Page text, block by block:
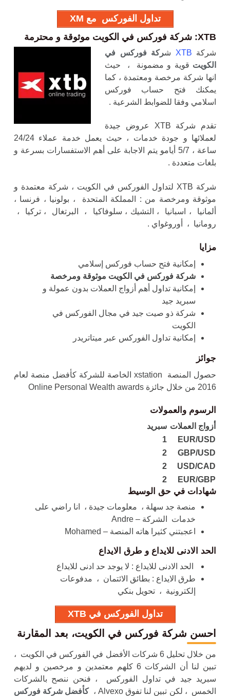
تداول الفوركس مع XM
XTB: شركة فوركس في الكويت موثوقة و محترمة
شركة XTB شركة فوركس في
الكويت قوية و مضمونة ، حيث
انها شركة مرخصة ومعتمدة ، كما
يمكنك فتح حساب فوركس
اسلامي وفقا للضوابط الشرعية .
تقدم شركة XTB عروض جيدة
لعملائها و جودة خدمات ، حيث يعمل خدمة عملاء 24/24
ساعة ، 5/7 أيام
و يتم الاجابة على أهم الاستفسارات بسرعة و
بلغات متعددة .
شركة XTB لتداول الفوركس في الكويت ، شركة معتمدة و
موثوقة ومرخصة من : المملكة المتحدة ، بولونيا ، فرنسا ،
ألمانيا ، اسبانيا ، التشيك ، سلوفاكيا ، البرتغال ، تركيا ،
رومانيا ، أوروغواي .
مزايا
إمكانية فتح حساب فوركس إسلامي
شركة فوركس في الكويت موثوقة ومرخصة
إمكانية تداول أهم أزواج العملات بدون عمولة و
سبريد جيد
شركة ذو صيت جيد في مجال الفوركس في
الكويت
إمكانية تداول الفوركس عبر ميتاتريدر
جوائز
حصول المنصة xstation الخاصة للشركة كأفضل منصة لعام
2016 من خلال جائزة Online Personal Wealth awards
الرسوم والعمولات
أزواج العملات سبريد
EUR/USD
1
GBP/USD
2
USD/CAD
2
EUR/GBP
2
شهادات في حق الوسيط
منصة جد سهلة ، معلومات جيدة ، انا راضي على
خدمات الشركة – Andre
اعجبتني كثيرا هاته المنصة – Mohamed
الحد الادنى للايداع و طرق الايداع
الحد الادنى للايداع : لا يوجد حد ادنى للايداع
طرق الايداع : بطائق الائتمان ، مدفوعات
إلكترونية ، تحويل بنكي
تداول الفوركس في XTB
احسن شركة فوركس في الكويت، بعد المقارنة
من خلال تحليل 6 شركات الأفضل في الفوركس في الكويت ،
تبين لنا أن الشركات 6 كلهم معتمدين و مرخصين و لديهم
سبريد جيد في تداول الفوركس ، فنحن ننصح بالشركات
الخمس ، لكن تبين لنا تفوق Alvexo ،
كأفضل شركة فوركس